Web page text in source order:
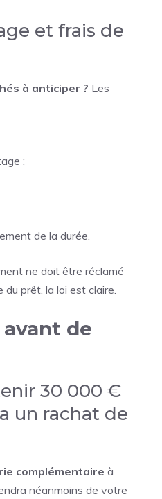
et frais de
à anticiper ? Les
;
de la durée.
ne doit être réclamé
prêt, la loi est claire.
avant de
30 000 €
un rachat de
complémentaire à
néanmoins de votre